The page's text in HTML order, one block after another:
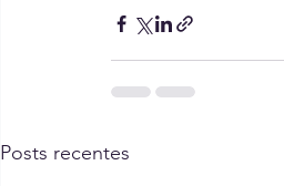
Posts recentes